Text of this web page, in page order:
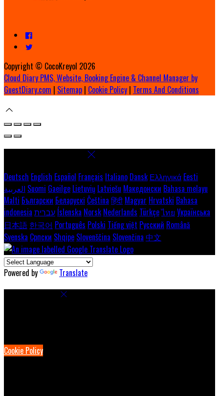
Copyright © CocoKreyol 2026
Cloud Diary PMS, Website, Booking Engine & Channel Manager by
GuestDiary.com | Sitemap | Cookie Policy | Terms And Conditions
Deutsch English Español Français Italiano Dansk Ελληνικά Eesti
العربية Suomi Gaeilge Lietuvių Latviešu Македонски Bahasa melayu
Malti Български Беларускі Čeština हिंदी Magyar Hrvatski Bahasa
indonesia עברית Íslenska Norsk Nederlands Türkçeไทย Українська
日本語 한국어 Português Polski Tiếng việt Русский Română
Svenska Српски Shqipe Slovenščina Slovenčina 中文
Powered by Translate
Cookie Policy